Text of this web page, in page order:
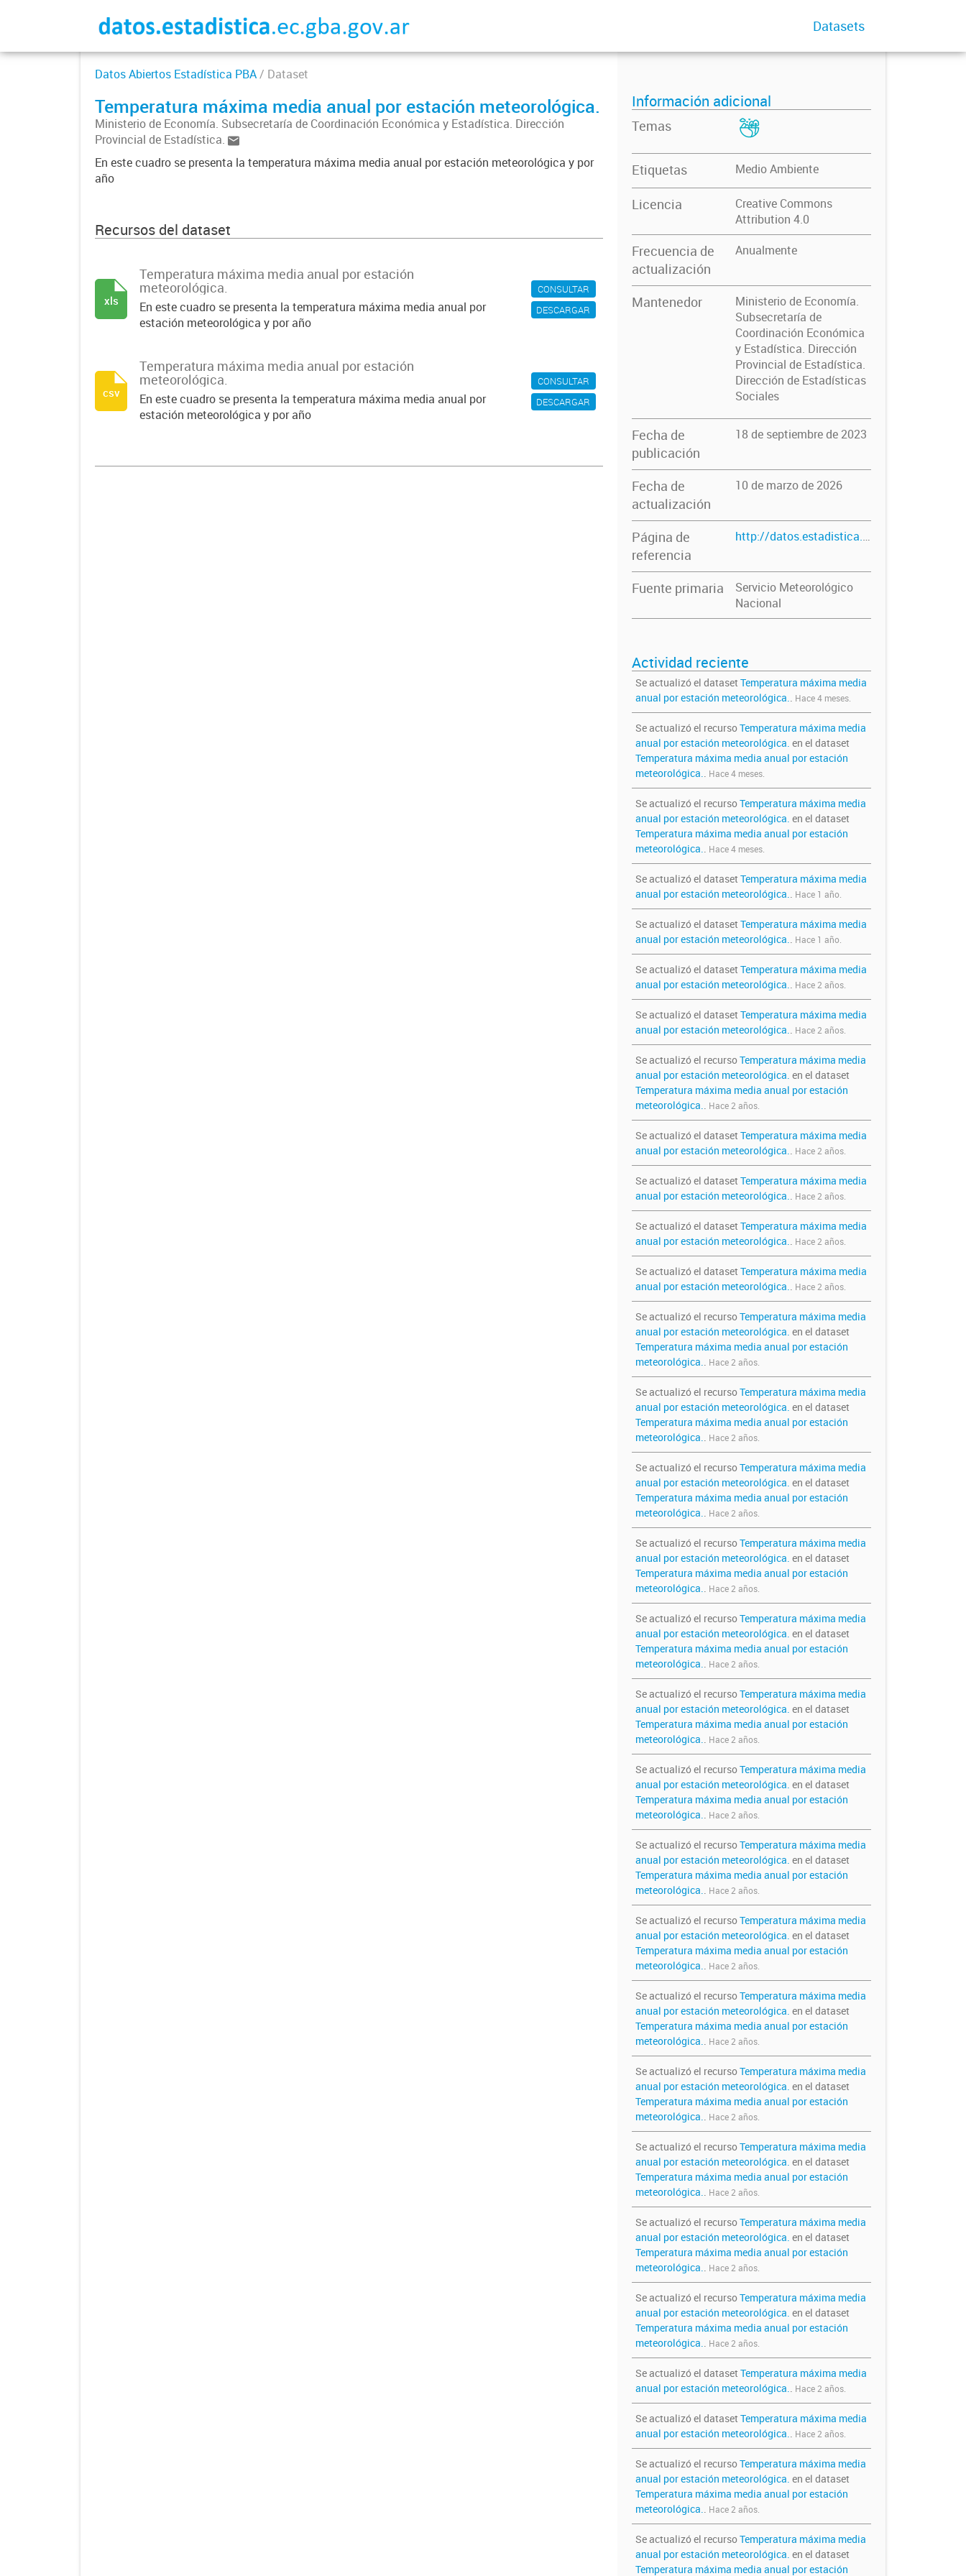
Datasets
Datos Abiertos Estadística PBA/ Dataset
Temperatura máxima media anual por estación meteorológica.
Ministerio de Economía. Subsecretaría de Coordinación Económica y Estadística. Dirección
Provincial de Estadística.
En este cuadro se presenta la temperatura máxima media anual por estación meteorológica y por
año
Recursos del dataset
CONSULTAR
DESCARGAR
Temperatura máxima media anual por estación
meteorológica.
En este cuadro se presenta la temperatura máxima media anual por
estación meteorológica y por año
xls
CONSULTAR
DESCARGAR
Temperatura máxima media anual por estación
meteorológica.
En este cuadro se presenta la temperatura máxima media anual por
estación meteorológica y por año
csv
Información adicional
Temas
Etiquetas Medio Ambiente
Licencia
Creative Commons
Attribution 4.0
Frecuencia de
actualización
Anualmente
Mantenedor
Ministerio de Economía.
Subsecretaría de
Coordinación Económica
y Estadística. Dirección
Provincial de Estadística.
Dirección de Estadísticas
Sociales
Fecha de
publicación
18 de septiembre de 2023
Fecha de
actualización
10 de marzo de 2026
Página de
referencia
http://datos.estadistica.ec.gba.gov.ar/dataset/temperatura-maxima-media-anual-por-estacion-meteorologica
Fuente primaria
Servicio Meteorológico
Nacional
Actividad reciente
Se actualizó el dataset Temperatura máxima media
anual por estación meteorológica.. Hace 4 meses.
Se actualizó el recursoTemperatura máxima media
anual por estación meteorológica. en el dataset
Temperatura máxima media anual por estación
meteorológica.. Hace 4 meses.
Se actualizó el recursoTemperatura máxima media
anual por estación meteorológica. en el dataset
Temperatura máxima media anual por estación
meteorológica.. Hace 4 meses.
Se actualizó el dataset Temperatura máxima media
anual por estación meteorológica.. Hace 1 año.
Se actualizó el dataset Temperatura máxima media
anual por estación meteorológica.. Hace 1 año.
Se actualizó el dataset Temperatura máxima media
anual por estación meteorológica.. Hace 2 años.
Se actualizó el dataset Temperatura máxima media
anual por estación meteorológica.. Hace 2 años.
Se actualizó el recursoTemperatura máxima media
anual por estación meteorológica. en el dataset
Temperatura máxima media anual por estación
meteorológica.. Hace 2 años.
Se actualizó el dataset Temperatura máxima media
anual por estación meteorológica.. Hace 2 años.
Se actualizó el dataset Temperatura máxima media
anual por estación meteorológica.. Hace 2 años.
Se actualizó el dataset Temperatura máxima media
anual por estación meteorológica.. Hace 2 años.
Se actualizó el dataset Temperatura máxima media
anual por estación meteorológica.. Hace 2 años.
Se actualizó el recursoTemperatura máxima media
anual por estación meteorológica. en el dataset
Temperatura máxima media anual por estación
meteorológica.. Hace 2 años.
Se actualizó el recursoTemperatura máxima media
anual por estación meteorológica. en el dataset
Temperatura máxima media anual por estación
meteorológica.. Hace 2 años.
Se actualizó el recursoTemperatura máxima media
anual por estación meteorológica. en el dataset
Temperatura máxima media anual por estación
meteorológica.. Hace 2 años.
Se actualizó el recursoTemperatura máxima media
anual por estación meteorológica. en el dataset
Temperatura máxima media anual por estación
meteorológica.. Hace 2 años.
Se actualizó el recursoTemperatura máxima media
anual por estación meteorológica. en el dataset
Temperatura máxima media anual por estación
meteorológica.. Hace 2 años.
Se actualizó el recursoTemperatura máxima media
anual por estación meteorológica. en el dataset
Temperatura máxima media anual por estación
meteorológica.. Hace 2 años.
Se actualizó el recursoTemperatura máxima media
anual por estación meteorológica. en el dataset
Temperatura máxima media anual por estación
meteorológica.. Hace 2 años.
Se actualizó el recursoTemperatura máxima media
anual por estación meteorológica. en el dataset
Temperatura máxima media anual por estación
meteorológica.. Hace 2 años.
Se actualizó el recursoTemperatura máxima media
anual por estación meteorológica. en el dataset
Temperatura máxima media anual por estación
meteorológica.. Hace 2 años.
Se actualizó el recursoTemperatura máxima media
anual por estación meteorológica. en el dataset
Temperatura máxima media anual por estación
meteorológica.. Hace 2 años.
Se actualizó el recursoTemperatura máxima media
anual por estación meteorológica. en el dataset
Temperatura máxima media anual por estación
meteorológica.. Hace 2 años.
Se actualizó el recursoTemperatura máxima media
anual por estación meteorológica. en el dataset
Temperatura máxima media anual por estación
meteorológica.. Hace 2 años.
Se actualizó el recursoTemperatura máxima media
anual por estación meteorológica. en el dataset
Temperatura máxima media anual por estación
meteorológica.. Hace 2 años.
Se actualizó el recursoTemperatura máxima media
anual por estación meteorológica. en el dataset
Temperatura máxima media anual por estación
meteorológica.. Hace 2 años.
Se actualizó el dataset Temperatura máxima media
anual por estación meteorológica.. Hace 2 años.
Se actualizó el dataset Temperatura máxima media
anual por estación meteorológica.. Hace 2 años.
Se actualizó el recursoTemperatura máxima media
anual por estación meteorológica. en el dataset
Temperatura máxima media anual por estación
meteorológica.. Hace 2 años.
Se actualizó el recursoTemperatura máxima media
anual por estación meteorológica. en el dataset
Temperatura máxima media anual por estación